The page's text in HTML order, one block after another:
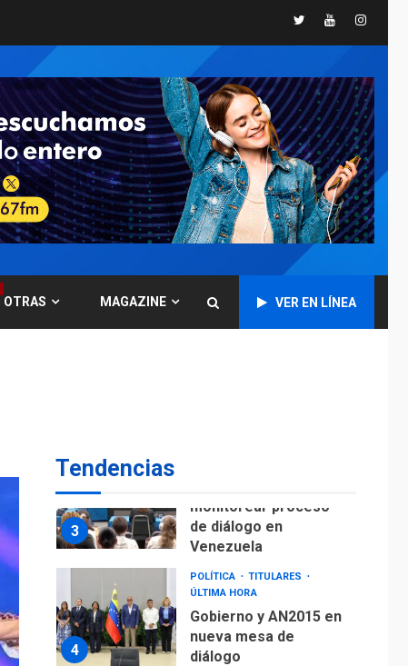
TwitterYoutube
OTRAS MAGAZINE VER EN LÍNEA
Tendencias
7
GUERRA EN EL MUNDO
Ucrania y Rusia
intensifican
ofensivas de largo
alcance
NACIONALES
TITULARES
ÚLTIMA HORA
Instalan carpas
metálicas como
terminales
Aeropuerto de
3
monitorear proceso
de diálogo en
Venezuela
4
POLÍTICA
TITULARES
ÚLTIMA HORA
Gobierno y AN2015 en
nueva mesa de
diálogo